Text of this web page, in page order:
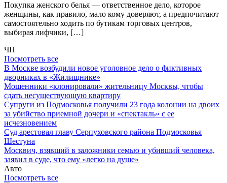
Покупка женского белья — ответственное дело, которое
женщины, как правило, мало кому доверяют, а предпочитают
самостоятельно ходить по бутикам торговых центров,
выбирая лифчики, […]
ЧП
Посмотреть все
В Москве возбудили новое уголовное дело о фиктивных
дворниках в «Жилищнике»
Мошенники «клонировали» жительницу Москвы, чтобы
сдать несуществующую квартиру
Супруги из Подмосковья получили 23 года колонии на двоих
за убийство приемной дочери и «спектакль» с ее
исчезновением
Суд арестовал главу Серпуховского района Подмосковья
Шестуна
Москвич, взявший в заложники семью и убивший человека,
заявил в суде, что ему «легко на душе»
Авто
Посмотреть все